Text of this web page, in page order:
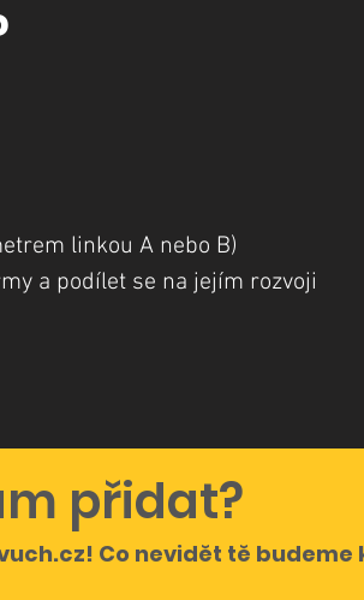
linkou A nebo B)
a podílet se na jejím rozvoji
přidat?
! Co nevidět tě